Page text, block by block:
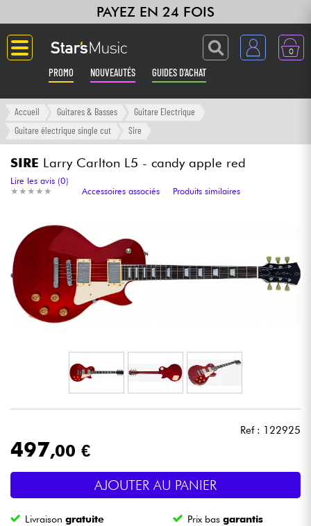
PAYEZ EN 24 FOIS
0
PROMO NOUVEAUTÉS GUIDES D'ACHAT
Langue
Amplis & Effets
Synthés & Sampleurs
Home Studio
Casques
Micros & HF
Eclairage
Accueil Guitares & Basses
Guitare Electrique
Guitare électrique single cut
Sire
SIRE Larry Carlton L5 - candy apple red
★ ★ ★ ★ ★
★ ★ ★ ★ ★
Lire les avis (0)
Accessoires associés
Produits similaires
Ref : 122925
497,00 €
AJOUTER AU PANIER
Livraisongratuite Prix basgarantis